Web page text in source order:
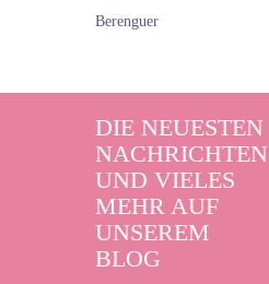
Berenguer
DIE NEUESTEN
NACHRICHTEN
UND VIELES
MEHR AUF
UNSEREM
BLOG